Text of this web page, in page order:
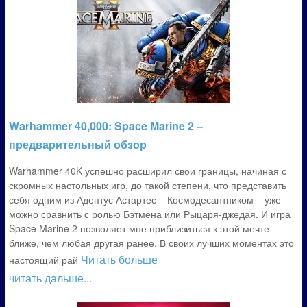
Warhammer 40,000: Space Marine 2 –
предварительный обзор
Warhammer 40K успешно расширил свои границы, начиная с
скромных настольных игр, до такой степени, что представить
себя одним из Адептус Астартес – Космодесантником – уже
можно сравнить с ролью Бэтмена или Рыцаря-джедая. И игра
Space Marine 2 позволяет мне приблизиться к этой мечте
ближе, чем любая другая ранее. В своих лучших моментах это
настоящий рай Читать больше
читать дальше...